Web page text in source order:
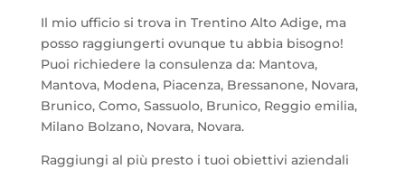
Il mio ufficio si trova in Trentino Alto Adige, ma
posso raggiungerti ovunque tu abbia bisogno!
Puoi richiedere la consulenza da: Mantova,
Mantova, Modena, Piacenza, Bressanone, Novara,
Brunico, Como, Sassuolo, Brunico, Reggio emilia,
Milano Bolzano, Novara, Novara.
Raggiungi al più presto i tuoi obiettivi aziendali